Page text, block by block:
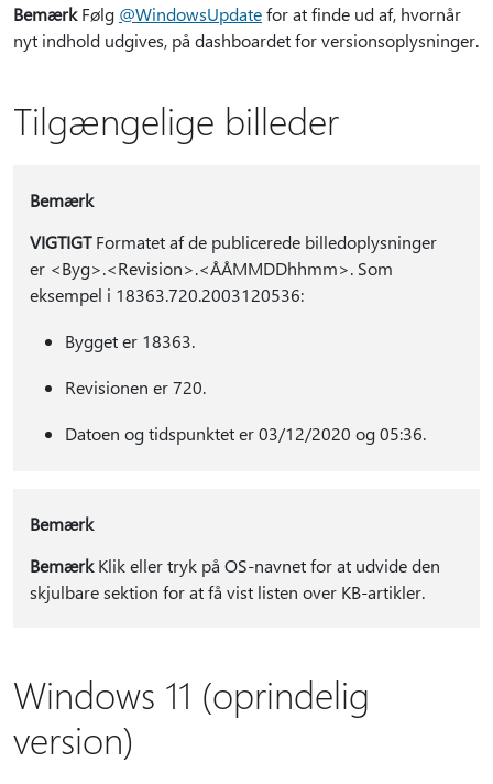
BemærkFølg @WindowsUpdatefor at finde ud af, hvornår
nyt indhold udgives, på dashboardet for versionsoplysninger.
Tilgængelige billeder
Bemærk
VIGTIGTFormatet af de publicerede billedoplysninger
er <Byg>.<Revision>.<ÅÅMMDDhhmm>. Som
eksempel i 18363.720.2003120536:
Bygget er 18363.
Revisionen er 720.
Datoen og tidspunktet er 03/12/2020 og 05:36.
Bemærk
BemærkKlik eller tryk på OS-navnet for at udvide den
skjulbare sektion for at få vist listen over KB-artikler.
Windows 11 (oprindelig
version)